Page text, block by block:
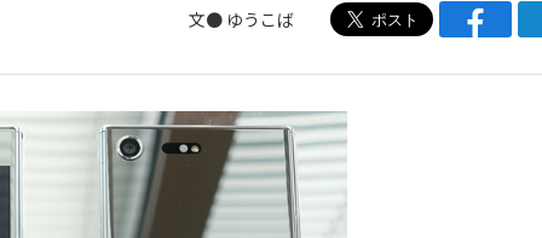
文● ゆうこば